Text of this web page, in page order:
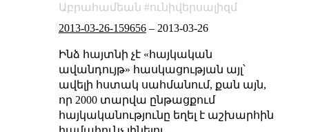
Աբրահամեան
ունիվերսալիզմ
2013-03-26-159656– 2013-03-26
Ինձ հայտնի չէ «հայկական
ավանդույթ» հասկացության այլ՝
ավելի հստակ սահմանում, քան այն,
որ 2000 տարվա ընթացքում
հայկականությունը եղել է աշխարհին